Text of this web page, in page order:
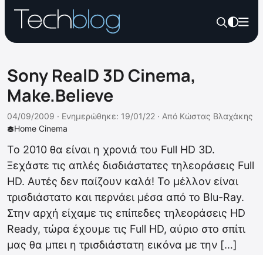
Sony RealD 3D Cinema,
Make.Believe
Home Cinema
04/09/2009 · Ενημερώθηκε: 19/01/22 · Από Κώστας Βλαχάκης
To 2010 θα είναι η χρονιά του Full HD 3D.
Ξεχάστε τις απλές δισδιάστατες τηλεοράσεις Full
HD. Αυτές δεν παίζουν καλά! Το μέλλον είναι
τρισδιάστατο και περνάει μέσα από το Blu-Ray.
Στην αρχή είχαμε τις επίπεδες τηλεοράσεις HD
Ready, τώρα έχουμε τις Full HD, αύριο στο σπίτι
μας θα μπει η τρισδιάστατη εικόνα με την […]